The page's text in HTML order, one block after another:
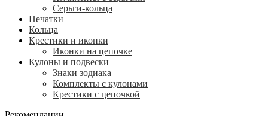
Серьги-кольца
Печатки
Кольца
Крестики и иконки
Иконки на цепочке
Кулоны и подвески
Знаки зодиака
Комплекты с кулонами
Крестики с цепочкой